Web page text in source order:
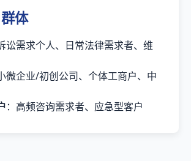
体
讼需求个人、日常法律需求者、维
微企业/初创公司、个体工商户、中
：高频咨询需求者、应急型客户